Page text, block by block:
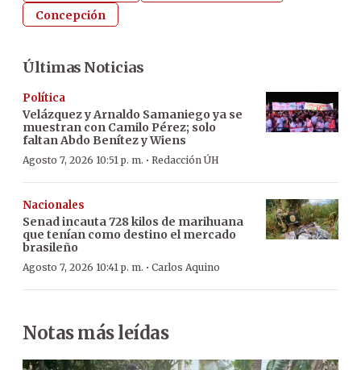
Concepción
Últimas Noticias
Política
Velázquez y Arnaldo Samaniego ya se
muestran con Camilo Pérez; solo
faltan Abdo Benítez y Wiens
Agosto 7, 2026 10:51 p. m. · Redacción ÚH
Nacionales
Senad incauta 728 kilos de marihuana
que tenían como destino el mercado
brasileño
Agosto 7, 2026 10:41 p. m. · Carlos Aquino
Notas más leídas